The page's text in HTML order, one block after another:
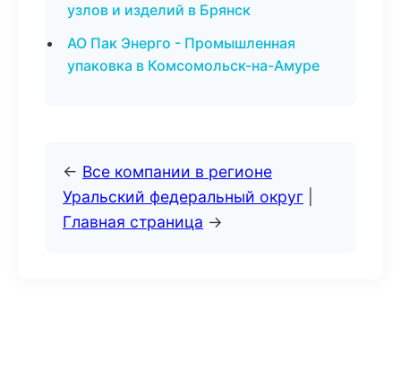
узлов и изделий в Брянск
АО Пак Энерго - Промышленная
упаковка в Комсомольск-на-Амуре
← Все компании в регионе
Уральский федеральный округ
Главная страница →